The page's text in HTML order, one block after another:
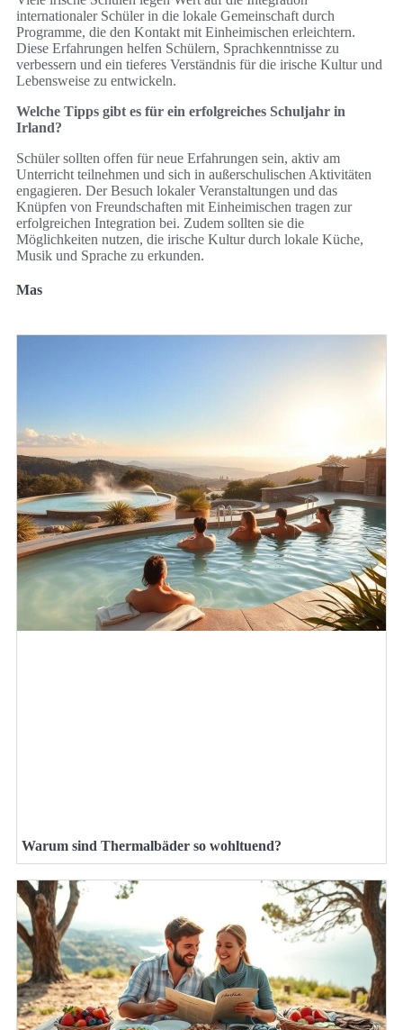
internationaler Schüler in die lokale Gemeinschaft durch
Programme, die den Kontakt mit Einheimischen erleichtern.
Diese Erfahrungen helfen Schülern, Sprachkenntnisse zu
verbessern und ein tieferes Verständnis für die irische Kultur und
Lebensweise zu entwickeln.
Welche Tipps gibt es für ein erfolgreiches Schuljahr in
Irland?
Schüler sollten offen für neue Erfahrungen sein, aktiv am
Unterricht teilnehmen und sich in außerschulischen Aktivitäten
engagieren. Der Besuch lokaler Veranstaltungen und das
Knüpfen von Freundschaften mit Einheimischen tragen zur
erfolgreichen Integration bei. Zudem sollten sie die
Möglichkeiten nutzen, die irische Kultur durch lokale Küche,
Musik und Sprache zu erkunden.
Mas
Warum sind Thermalbäder so wohltuend?